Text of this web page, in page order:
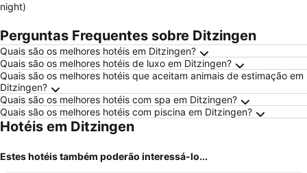
night)
Perguntas Frequentes sobre Ditzingen
Quais são os melhores hotéis em Ditzingen?
Quais são os melhores hotéis de luxo em Ditzingen?
Quais são os melhores hotéis que aceitam animais de estimação em
Ditzingen?
Quais são os melhores hotéis com spa em Ditzingen?
Quais são os melhores hotéis com piscina em Ditzingen?
Hotéis em Ditzingen
Estes hotéis também poderão interessá-lo...